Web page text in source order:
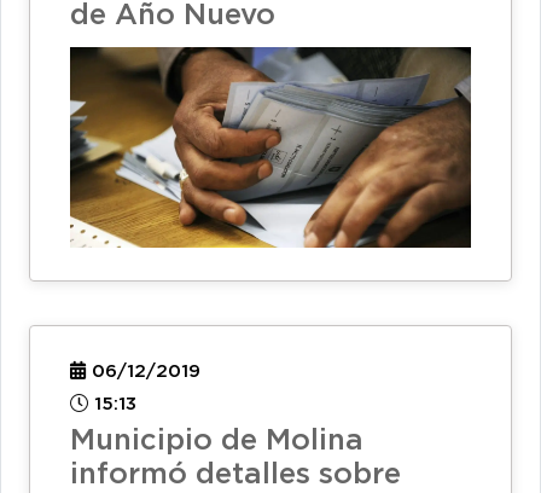
de Año Nuevo
06/12/2019
15:13
Municipio de Molina
informó detalles sobre